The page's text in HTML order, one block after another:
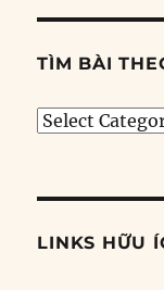
TÌM BÀI
Tìm
đề
LINKS HỮU